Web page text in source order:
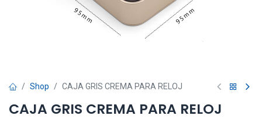
Shop CAJA GRIS CREMA PARA RELOJ
CAJA GRIS CREMA PARA RELOJ